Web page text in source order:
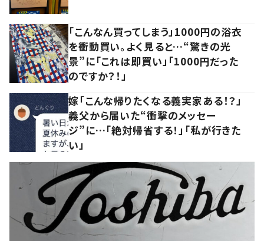
「こんなん買ってしまう」1000円の浴衣
を衝動買い。よく見ると…“驚きの光
景”に「これは即買い」「1000円だった
のですか？！」
嫁「こんな帰りたくなる義実家ある！？」
義父から届いた“衝撃のメッセー
ジ”に…「絶対帰省する！」「私が行きた
い」